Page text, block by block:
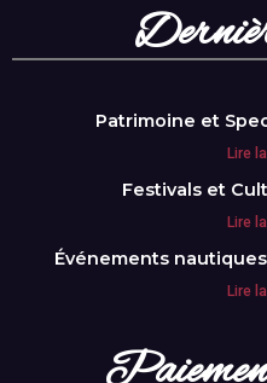
Patrimoine et
Lire
Festivals et
Lire
Événements
Lire